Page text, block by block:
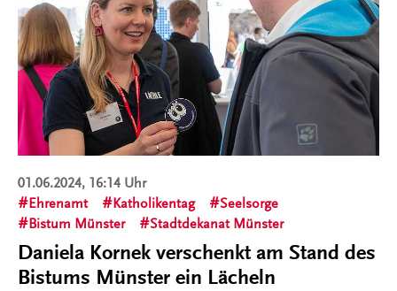
01.06.2024, 16:14 Uhr
Ehrenamt
Katholikentag
Seelsorge
Bistum Münster
Stadtdekanat Münster
Daniela Kornek verschenkt am Stand des
Bistums Münster ein Lächeln